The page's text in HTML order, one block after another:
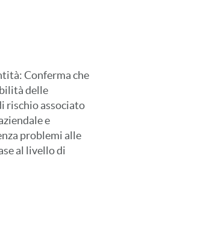
Conferma che
delle
rischio associato
e
problemi alle
al livello di